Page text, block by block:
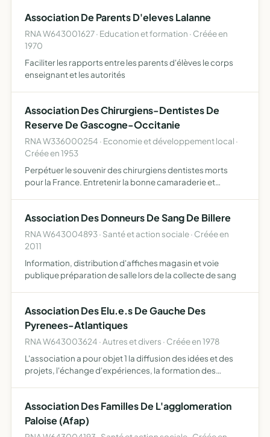
Association De Parents D'eleves Lalanne
RNA W643001627 · Education et formation · Créée en
1970
Faciliter les rapports entre les parents d'élèves le corps
enseignant et les autorités
Association Des Chirurgiens-Dentistes De
Reserve De Gascogne-Occitanie
RNA W336000254 · Economie et développement local ·
Créée en 1953
Perpétuer le souvenir des chirurgiens dentistes morts
pour la France. Entretenir la bonne camaraderie et
en…
Association Des Donneurs De Sang De Billere
RNA W643004893 · Santé et action sociale · Créée en
2011
Information, distribution d'affiches magasin et voie
publique préparation de salle lors de la collecte de sang
Association Des Elu.e.s De Gauche Des
Pyrenees-Atlantiques
RNA W643003624 · Autres et divers · Créée en 1978
L'association a pour objet 1 la diffusion des idées et des
projets, l'échange d'expériences, la formation des
dans…
Association Des Familles De L'agglomeration
Paloise (Afap)